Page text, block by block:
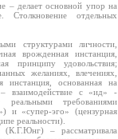
– делает основной упор на
Столкновение отдельных
структурами личности,
врожденная инстанция,
принципу удовольствия;
желаниях, влечениях,
инстанция, основанная на
– взаимодействие с «ид» -
требованиями
и «супер-эго» (цензурная
реальности).
(К.Г.Юнг) – рассматривала